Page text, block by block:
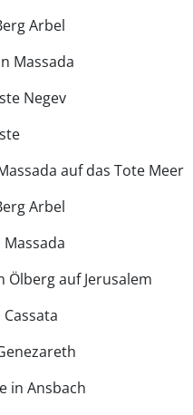
Arbel
Massada
Negev
auf das Tote Meer
Arbel
Massada
Ölberg auf Jerusalem
in Ansbach